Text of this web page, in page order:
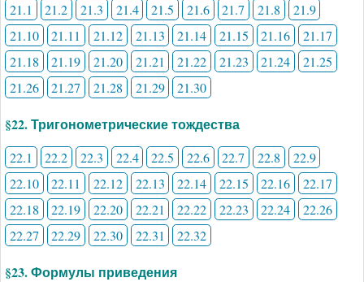
21.1 21.2 21.3 21.4 21.5 21.6 21.7 21.8
21.9
21.10
21.11 21.12 21.13 21.14 21.15 21.16
21.17
21.18
21.19 21.20 21.21 21.22 21.23 21.24
21.25
21.26
21.27 21.28 21.29 21.30
§22. Тригонометрические тождества
22.1 22.2 22.3 22.4 22.5 22.6 22.7 22.8
22.9
22.10
22.11 22.12 22.13 22.14 22.15 22.16
22.17
22.18
22.19 22.20 22.21 22.22 22.23 22.24
22.26
22.27
22.29 22.30 22.31 22.32
§23. Формулы приведения